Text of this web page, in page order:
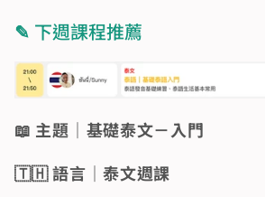
✎ 下週課程推薦
📖 主題｜基礎泰文－入門
🇹🇭 語言｜泰文週課